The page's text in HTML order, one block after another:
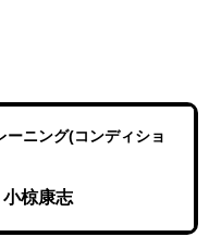
小椋康志
ーニング(コンディショ